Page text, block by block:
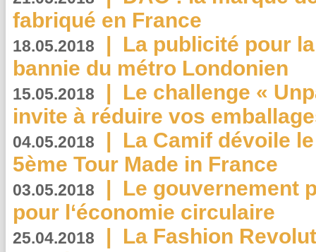
fabriqué en France
18.05.2018 | La publicité pour
bannie du métro Londonien
15.05.2018 | Le challenge «
invite à réduire vos
04.05.2018 | La Camif dévoile
5ème Tour Made in France
03.05.2018 | Le gouvernement
pour l‘économie circulaire
25.04.2018 | La Fashion